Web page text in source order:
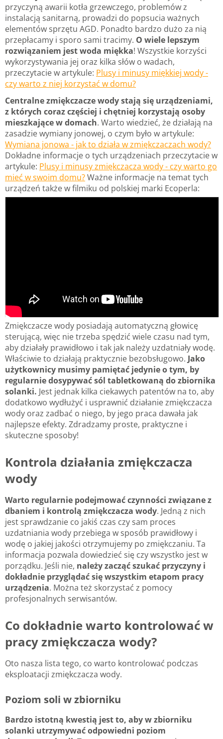
przyczyną awarii kotła grzewczego, problemów z
instalacją sanitarną, prowadzi do popsucia ważnych
elementów sprzętu AGD. Ponadto bardzo dużo za nią
przepłacamy i sporo sami tracimy. O wiele lepszym
rozwiązaniem jest woda miękka! Wszystkie korzyści
wykorzystywania jej oraz kilka słów o wadach,
przeczytacie w artykule: Plusy i minusy miękkiej wody -
czy warto z niej korzystać w domu?
Centralne zmiękczacze wody stają się urządzeniami,
z których coraz częściej i chętniej korzystają osoby
mieszkające w domach. Warto wiedzieć, że działają na
zasadzie wymiany jonowej, o czym było w artykule:
Wymiana jonowa - jak to działa w zmiękczaczach wody?
Dokładne informacje o tych urządzeniach przeczytacie w
artykule: Plusy i minusy zmiękczacza wody - czy warto go
mieć w swoim domu?Ważne informacje na temat tych
urządzeń także w filmiku od polskiej marki Ecoperla:
Zmiękczacze wody posiadają automatyczną głowicę
sterującą, więc nie trzeba spędzić wiele czasu nad tym,
aby działały prawidłowo i tak jak należy uzdatniały wodę.
Właściwie to działają praktycznie bezobsługowo. Jako
użytkownicy musimy pamiętać jedynie o tym, by
regularnie dosypywać sól tabletkowaną do zbiornika
solanki. Jest jednak kilka ciekawych patentów na to, aby
dodatkowo wydłużyć i usprawnić działanie zmiękczacza
wody oraz zadbać o niego, by jego praca dawała jak
najlepsze efekty. Zdradzamy proste, praktyczne i
skuteczne sposoby!
Kontrola działania zmiękczacza
wody
Warto regularnie podejmować czynności związane z
dbaniem i kontrolą zmiękczacza wody. Jedną z nich
jest sprawdzanie co jakiś czas czy sam proces
uzdatniania wody przebiega w sposób prawidłowy i
wodę o jakiej jakości otrzymujemy po zmiękczaniu. Ta
informacja pozwala dowiedzieć się czy wszystko jest w
porządku. Jeśli nie, należy zacząć szukać przyczyny i
dokładnie przyglądać się wszystkim etapom pracy
urządzenia. Można też skorzystać z pomocy
profesjonalnych serwisantów.
Co dokładnie warto kontrolować w
pracy zmiękczacza wody?
Oto nasza lista tego, co warto kontrolować podczas
eksploatacji zmiękczacza wody.
Poziom soli w zbiorniku
Bardzo istotną kwestią jest to, aby w zbiorniku
solanki utrzymywać odpowiedni poziom